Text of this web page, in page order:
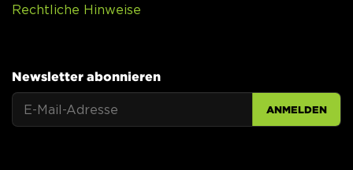
Rechtliche Hinweise
Newsletter abonnieren
ANMELDEN